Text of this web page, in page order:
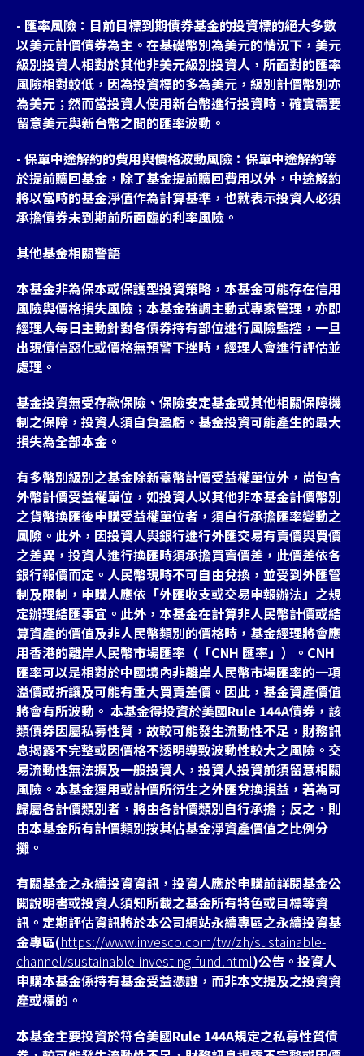
- 匯率風險：目前目標到期債券基金的投資標的絕大多數
以美元計價債券為主。在基礎幣別為美元的情況下，美元
級別投資人相對於其他非美元級別投資人，所面對的匯率
風險相對較低，因為投資標的多為美元，級別計價幣別亦
為美元；然而當投資人使用新台幣進行投資時，確實需要
留意美元與新台幣之間的匯率波動。
- 保單中途解約的費用與價格波動風險：保單中途解約等
於提前贖回基金，除了基金提前贖回費用以外，中途解約
將以當時的基金淨值作為計算基準，也就表示投資人必須
承擔債券未到期前所面臨的利率風險。
其他基金相關警語
本基金非為保本或保護型投資策略，本基金可能存在信用
風險與價格損失風險；本基金強調主動式專家管理，亦即
經理人每日主動針對各債券持有部位進行風險監控，一旦
出現債信惡化或價格無預警下挫時，經理人會進行評估並
處理。
基金投資無受存款保險、保險安定基金或其他相關保障機
制之保障，投資人須自負盈虧。基金投資可能產生的最大
損失為全部本金。
有多幣別級別之基金除新臺幣計價受益權單位外，尚包含
外幣計價受益權單位，如投資人以其他非本基金計價幣別
之貨幣換匯後申購受益權單位者，須自行承擔匯率變動之
風險。此外，因投資人與銀行進行外匯交易有賣價與買價
之差異，投資人進行換匯時須承擔買賣價差，此價差依各
銀行報價而定。人民幣現時不可自由兌換，並受到外匯管
制及限制，申購人應依「外匯收支或交易申報辦法」之規
定辦理結匯事宜。此外，本基金在計算非人民幣計價或結
算資產的價值及非人民幣類別的價格時，基金經理將會應
用香港的離岸人民幣市場匯率（「CNH 匯率」）。CNH
匯率可以是相對於中國境內非離岸人民幣市場匯率的一項
溢價或折讓及可能有重大買賣差價。因此，基金資產價值
將會有所波動。 本基金得投資於美國Rule 144A債券，該
類債券因屬私募性質，故較可能發生流動性不足，財務訊
息揭露不完整或因價格不透明導致波動性較大之風險。交
易流動性無法擴及一般投資人，投資人投資前須留意相關
風險。本基金運用或計價所衍生之外匯兌換損益，若為可
歸屬各計價類別者，將由各計價類別自行承擔；反之，則
由本基金所有計價類別按其佔基金淨資產價值之比例分
攤。
有關基金之永續投資資訊，投資人應於申購前詳閱基金公
開說明書或投資人須知所載之基金所有特色或目標等資
訊。定期評估資訊將於本公司網站永續專區之永續投資基
金專區(https://www.invesco.com/tw/zh/sustainable-
channel/sustainable-investing-fund.html)公告。投資人
申購本基金係持有基金受益憑證，而非本文提及之投資資
產或標的。
本基金主要投資於符合美國Rule 144A規定之私募性質債